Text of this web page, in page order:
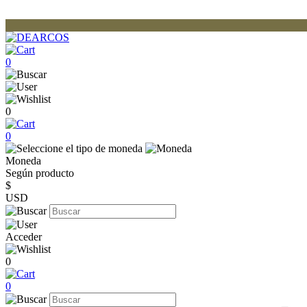
0
0
0
Moneda
Según producto
$
USD
Acceder
0
0